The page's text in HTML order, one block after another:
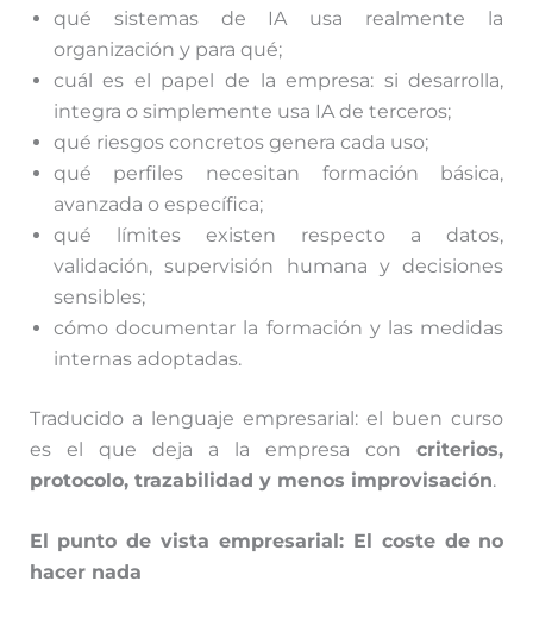
qué sistemas de IA usa realmente la
organización y para qué;
cuál es el papel de la empresa: si desarrolla,
integra o simplemente usa IA de terceros;
qué riesgos concretos genera cada uso;
qué perfiles necesitan formación básica,
avanzada o específica;
qué límites existen respecto a datos,
validación, supervisión humana y decisiones
sensibles;
cómo documentar la formación y las medidas
internas adoptadas.
Traducido a lenguaje empresarial: el buen curso
es el que deja a la empresa concriterios,
protocolo, trazabilidad y menos improvisación.
El punto de vista empresarial: El coste de no
hacer nada